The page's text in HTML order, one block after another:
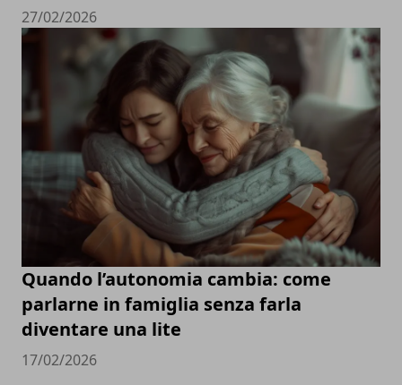
27/02/2026
Quando l’autonomia cambia: come
parlarne in famiglia senza farla
diventare una lite
17/02/2026